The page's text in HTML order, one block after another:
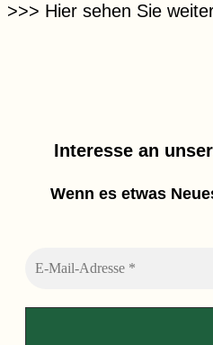
>>> Hier sehen Sie
Interesse an
Wenn es etwas